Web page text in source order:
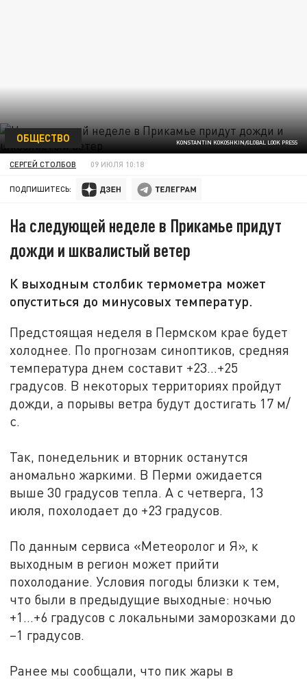
KONSTANTIN KOKOSHKIN/GLOBAL LOOK PRESS
ОБЩЕСТВО
СЕРГЕЙ СТОЛБОВ 09 ИЮЛЯ 10:18
ПОДПИШИТЕСЬ:
На следующей неделе в Прикамье придут
дожди и шквалистый ветер
К выходным столбик термометра может
опуститься до минусовых температур.
Предстоящая неделя в Пермском крае будет
холоднее. По прогнозам синоптиков, средняя
температура днем составит +23…+25
градусов. В некоторых территориях пройдут
дожди, а порывы ветра будут достигать 17 м/
с.
Так, понедельник и вторник останутся
аномально жаркими. В Перми ожидается
выше 30 градусов тепла. А с четверга, 13
июля, похолодает до +23 градусов.
По данным сервиса «Метеоролог и Я», к
выходным в регион может прийти
похолодание. Условия погоды близки к тем,
что были в предыдущие выходные: ночью
+1…+6 градусов с локальными заморозками до
–1 градусов.
Ранее мы сообщали, что пик жары в